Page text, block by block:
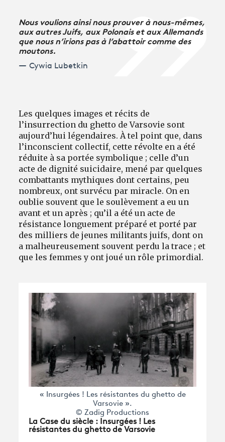
Nous voulions ainsi nous prouver à nous-mêmes,
aux autres Juifs, aux Polonais et aux Allemands
que nous n’irions pas à l’abattoir comme des
moutons.
Cywia Lubetkin
Les quelques images et récits de
l’insurrection du ghetto de Varsovie sont
aujourd’hui légendaires. À tel point que, dans
l’inconscient collectif, cette révolte en a été
réduite à sa portée symbolique ; celle d’un
acte de dignité suicidaire, mené par quelques
combattants mythiques dont certains, peu
nombreux, ont survécu par miracle. On en
oublie souvent que le soulèvement a eu un
avant et un après ; qu’il a été un acte de
résistance longuement préparé et porté par
des milliers de jeunes militants juifs, dont on
a malheureusement souvent perdu la trace ; et
que les femmes y ont joué un rôle primordial.
« Insurgées ! Les résistantes du ghetto de
Varsovie ».
© Zadig Productions
La Case du siècle : Insurgées ! Les
résistantes du ghetto de Varsovie